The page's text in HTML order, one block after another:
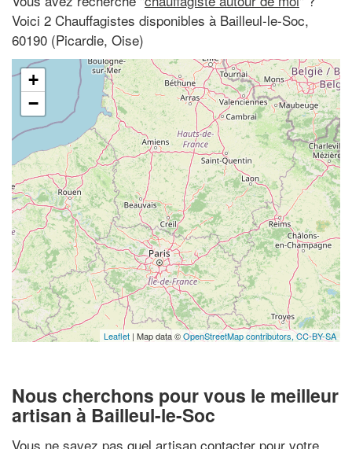
Voici 2 Chauffagistes disponibles à Bailleul-le-Soc,
60190 (Picardie, Oise)
+
−
Leaflet | Map data ©OpenStreetMap contributors,CC-BY-SA
Nous cherchons pour vous le meilleur
artisan à Bailleul-le-Soc
Vous ne savez pas quel artisan contacter pour votre